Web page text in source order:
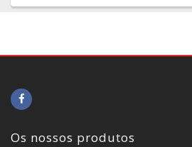
Os nossos produtos